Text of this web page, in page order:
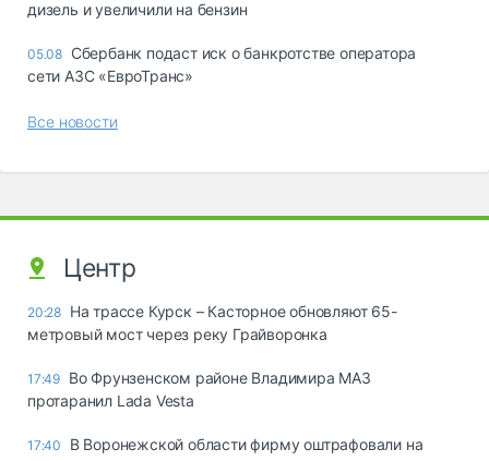
дизель и увеличили на бензин
05.08 Сбербанк подаст иск о банкротстве оператора
сети АЗС «ЕвроТранс»
Все новости
Центр
20:28 На трассе Курск – Касторное обновляют 65-
метровый мост через реку Грайворонка
17:49 Во Фрунзенском районе Владимира МАЗ
протаранил Lada Vesta
17:40
В Воронежской области фирму оштрафовали на